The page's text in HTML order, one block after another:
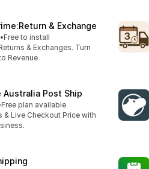
& Exchange
•Free to install
& Exchanges. Turn
Revenue
Australia Post Ship
Free plan available
& Live Checkout Price with